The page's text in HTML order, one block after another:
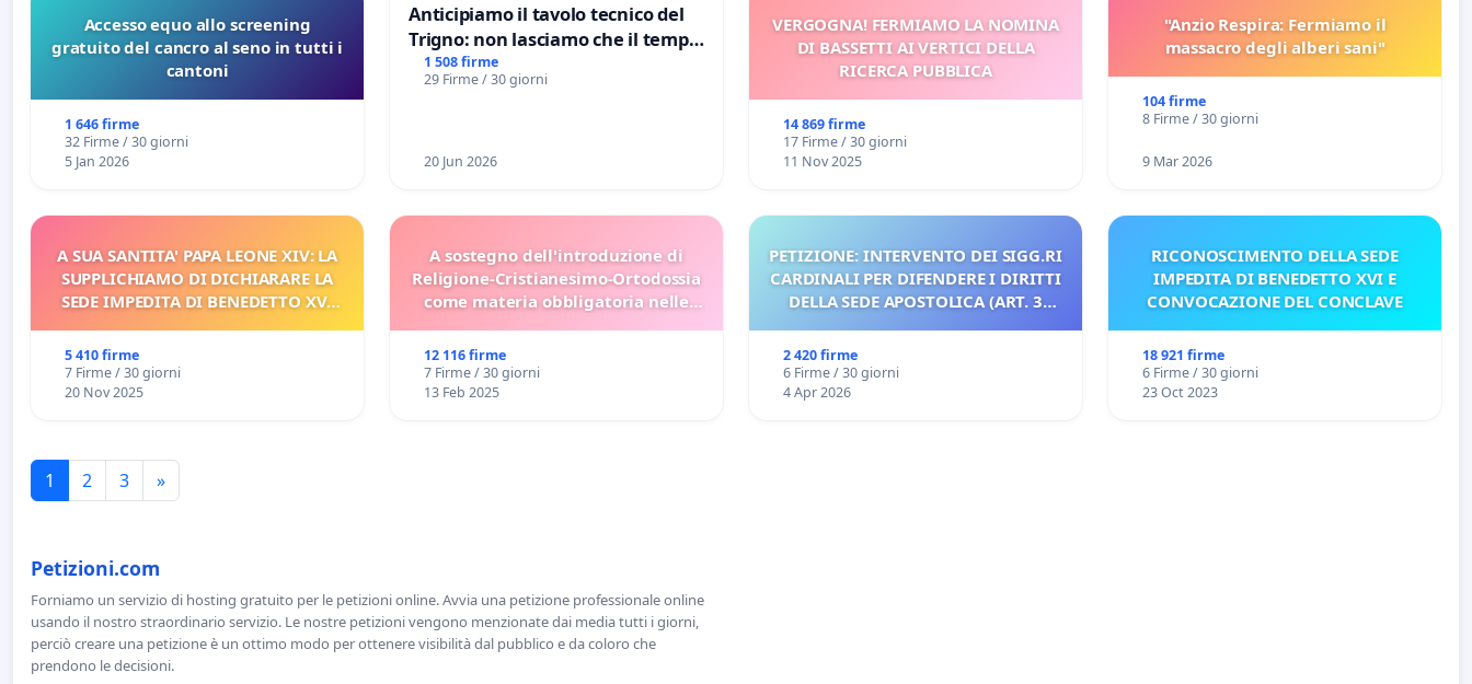
Accesso equo allo screening
gratuito del cancro al seno in tutti i
cantoni
1 646 firme
32 Firme / 30 giorni
5 Jan 2026
Anticipiamo il tavolo tecnico del
Trigno: non lasciamo che il tempo
rallenti le ricerche di Domenico
Racanati
1 508 firme
29 Firme / 30 giorni
20 Jun 2026
VERGOGNA! FERMIAMO LA NOMINA
DI BASSETTI AI VERTICI DELLA
RICERCA PUBBLICA
14 869 firme
17 Firme / 30 giorni
11 Nov 2025
"Anzio Respira: Fermiamo il
massacro degli alberi sani"
104 firme
8 Firme / 30 giorni
9 Mar 2026
A SUA SANTITA' PAPA LEONE XIV: LA
SUPPLICHIAMO DI DICHIARARE LA
SEDE IMPEDITA DI BENEDETTO XVI
5 410 firme
7 Firme / 30 giorni
20 Nov 2025
A sostegno dell'introduzione di
Religione-Cristianesimo-Ortodossia
come materia obbligatoria nelle
12 116 firme
7 Firme / 30 giorni
13 Feb 2025
PETIZIONE: INTERVENTO DEI SIGG.RI
CARDINALI PER DIFENDERE I DIRITTI
DELLA SEDE APOSTOLICA (ART. 3
2 420 firme
6 Firme / 30 giorni
4 Apr 2026
RICONOSCIMENTO DELLA SEDE
IMPEDITA DI BENEDETTO XVI E
CONVOCAZIONE DEL CONCLAVE
18 921 firme
6 Firme / 30 giorni
23 Oct 2023
1 2 3 »
Petizioni.com
Forniamo un servizio di hosting gratuito per le petizioni online. Avvia una petizione professionale online
usando il nostro straordinario servizio. Le nostre petizioni vengono menzionate dai media tutti i giorni,
perciò creare una petizione è un ottimo modo per ottenere visibilità dal pubblico e da coloro che
prendono le decisioni.